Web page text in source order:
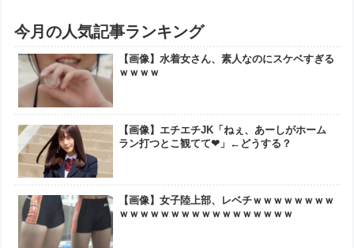
今月の人気記事ランキング
【画像】水着女さん、素人なのにスケベすぎる
ｗｗｗｗ
【画像】エチエチJK「ねぇ、あーしがホーム
ラン打つとこ観てて❤」←どうする？
【画像】女子陸上部、レベチｗｗｗｗｗｗｗｗ
ｗｗｗｗｗｗｗｗｗｗｗｗｗｗｗｗｗ